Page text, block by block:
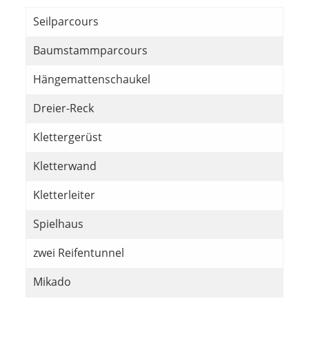
Seilparcours
Baumstammparcours
Hängemattenschaukel
Dreier-Reck
Klettergerüst
Kletterwand
Kletterleiter
Spielhaus
zwei Reifentunnel
Mikado